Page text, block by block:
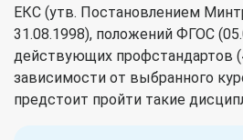
ЕКС (утв. Постановлением
31.08.1998), положений ФГОС
действующих профстандартов
зависимости от выбранного
предстоит пройти такие